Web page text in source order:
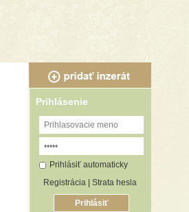
Prihlásenie
Prihlásiť automaticky
Registrácia
Strata hesla